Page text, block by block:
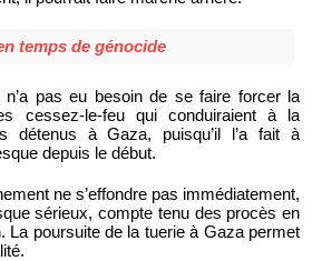
temps de génocide
n’a pas eu besoin de se faire forcer la
cessez-le-feu qui conduiraient à la
détenus à Gaza, puisqu’il l’a fait à
depuis le début.
ne s’effondre pas immédiatement,
sérieux, compte tenu des procès en
La poursuite de la tuerie à Gaza permet